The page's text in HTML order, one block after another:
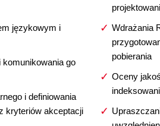
językowym i
komunikowania go
i definiowania
kryteriów akceptacji
Wdrażania
pobierania
Oceny